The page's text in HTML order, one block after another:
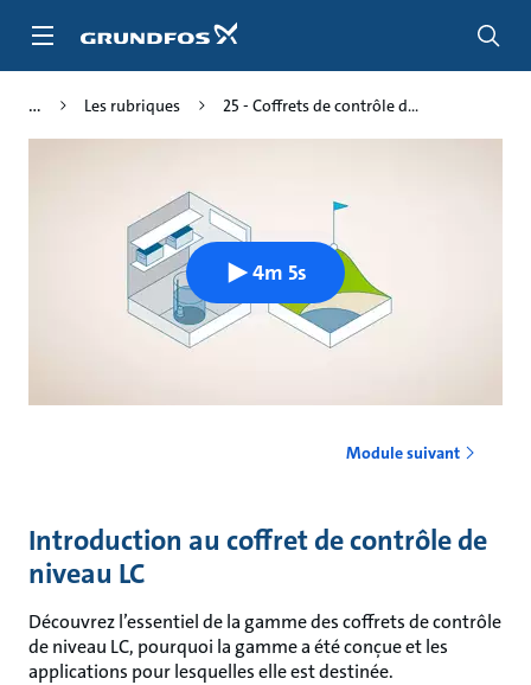
Les rubriques 25 - Coffrets de contrôle d...
4m 5s
Module suivant
Introduction au coffret de contrôle de
niveau LC
Découvrez l’essentiel de la gamme des coffrets de contrôle
de niveau LC, pourquoi la gamme a été conçue et les
applications pour lesquelles elle est destinée.